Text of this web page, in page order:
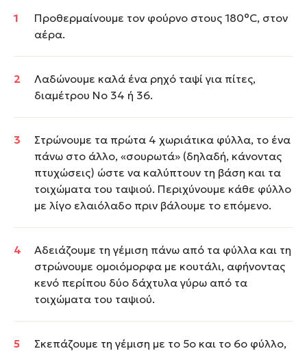
Προθερμαίνουμε τον φούρνο στους 180°C, στον
αέρα.
Λαδώνουμε καλά ένα ρηχό ταψί για πίτες,
διαμέτρου Νο 34 ή 36.
Στρώνουμε τα πρώτα 4 χωριάτικα φύλλα, το ένα
πάνω στο άλλο, «σουρωτά» (δηλαδή, κάνοντας
πτυχώσεις) ώστε να καλύπτουν τη βάση και τα
τοιχώματα του ταψιού. Περιχύνουμε κάθε φύλλο
με λίγο ελαιόλαδο πριν βάλουμε το επόμενο.
Αδειάζουμε τη γέμιση πάνω από τα φύλλα και τη
στρώνουμε ομοιόμορφα με κουτάλι, αφήνοντας
κενό περίπου δύο δάχτυλα γύρω από τα
τοιχώματα του ταψιού.
Σκεπάζουμε τη γέμιση με το 5ο και το 6ο φύλλο,